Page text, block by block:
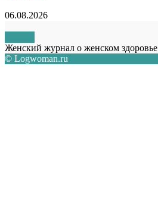
06.08.2026
Женский журнал о женском здоровье
© Logwoman.ru